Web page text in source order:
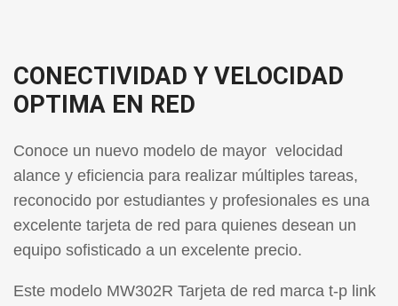
CONECTIVIDAD Y VELOCIDAD
OPTIMA EN RED
Conoce un nuevo modelo de mayor velocidad
alance y eficiencia para realizar múltiples tareas,
reconocido por estudiantes y profesionales es una
excelente tarjeta de red para quienes desean un
equipo sofisticado a un excelente precio.
Este modelo MW302R Tarjeta de red marca t-p link